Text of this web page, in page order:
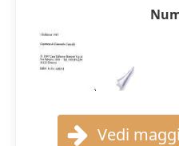
Vedi